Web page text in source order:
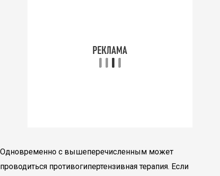
Одновременно с вышеперечисленным может
проводиться противогипертензивная терапия. Если